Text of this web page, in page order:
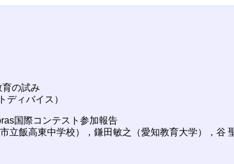
の試み
ディバイス）
国際コンテスト参加報告
立飯高東中学校），鎌田敏之（愛知教育大学），谷